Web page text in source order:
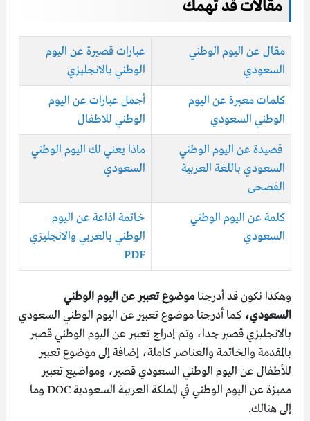
مقالات قد تهمك
مقال عن اليوم الوطني
السعودي
عبارات قصيرة عن اليوم
الوطني بالانجليزي
كلمات معبرة عن اليوم
الوطني السعودي
أجمل عبارات عن اليوم
الوطني للاطفال
قصيدة عن اليوم الوطني
السعودي باللغة العربية
الفصحى
ماذا يعني لك اليوم الوطني
السعودي
كلمة عن اليوم الوطني
السعودي
خاتمة اذاعة عن اليوم
الوطني بالعربي والانجليزي
PDF
وهكذا نكون قد أدرجناموضوع تعبير عن اليوم الوطني
السعودي، كما أدرجنا موضوع تعبير عن اليوم الوطني السعودي
بالانجليزي قصير جدا، وتم إدراج تعبير عن اليوم الوطني قصير
بالمقدمة والخاتمة والعناصر كاملة، إضافة إلى موضوع تعبير
للأطفال عن اليوم الوطني السعودي قصير، ومواضيع تعبير
مميزة عن اليوم الوطني في المملكة العربية السعودية DOC وما
إلى هنالك.